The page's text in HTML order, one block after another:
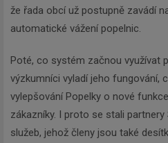
že řada obcí už postupně zavádí
automatické vážení popelnic.
Poté, co systém začnou využívat
výzkumníci vyladí jeho fungování,
vylepšování Popelky o nové
zákazníky. I proto se stali partnery
služeb, jehož členy jsou také